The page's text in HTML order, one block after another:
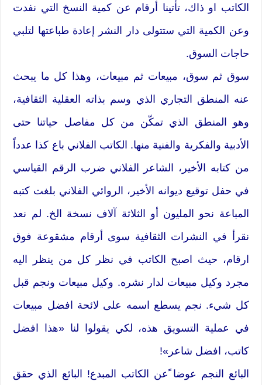
الكاتب او ذاك، تأتينا أرقام عن كمية النسخ التي نفدت
وعن الكمية التي ستتولى دار النشر إعادة طباعتها لتلبي
حاجات السوق.
سوق ثم سوق، مبيعات ثم مبيعات، وهذا كل ما يبحث
عنه المنطق التجاري الذي وسم بذاته العقلية الثقافية،
وهو المنطق الذي تمكّن من كل مفاصل حياتنا حتى
الأدبية والفكرية والفنية منها. الكاتب الفلاني باع كذا عدداً
من كتابه الأخير، الشاعر الفلاني ضرب الرقم القياسي
في حفل توقيع ديوانه الأخير، الروائي الفلاني بلغت كتبه
المباعة نحو المليون أو الثلاثة آلاف نسخة الخ. لم نعد
نقرأ في النشرات الثقافية سوى أرقام مشقوعة فوق
ارقام، حيث اصبح الكاتب في نظر كل من ينظر اليه
مجرد وكيل مبيعات لدار نشره. وكيل مبيعات ونجم قبل
كل شيء. نجم يسطع اسمه على لائحة افضل مبيعات
في عملية التسويق هذه، لكي يقولوا لنا «هذا افضل
كاتب، افضل شاعر»!
البائع النجم عوضا ًعن الكاتب المبدع! البائع الذي حقق